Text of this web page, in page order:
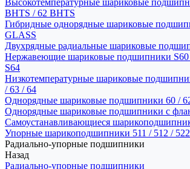
Высокотемпературные шариковые
BHTS / 62 BHTS
Гибридные однорядные шариковые
GLASS
Двухрядные радиальные шариковые
Нержавеющие шариковые подшипники S60
S64
Низкотемпературные шариковые
/ 63 / 64
Однорядные шариковые подшипники 60 /
Однорядные шариковые подшипники с
Самоустанавливающиеся
Упорные шарикоподшипники 511 / 512 /
Радиально-упорные подшипники
Назад
Радиально-упорные подшипники